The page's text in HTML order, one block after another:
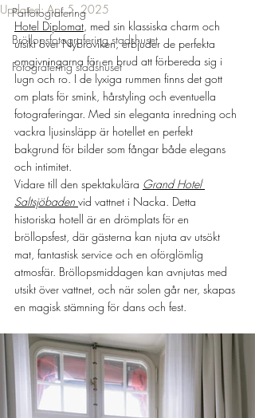
Parfotografering
Bröllopsfotografering stadshuset
Fotografering stadshuset
Updated:Apr 5, 2025
Hotel Diplomat, med sin klassiska charm och
utsikt över Nybroviken, erbjuder de perfekta
omgivningarna för en brud att förbereda sig i
lugn och ro. I de lyxiga rummen finns det gott
om plats för smink, hårstyling och eventuella
fotograferingar. Med sin eleganta inredning och
vackra ljusinsläpp är hotellet en perfekt
bakgrund för bilder som fångar både elegans
och intimitet.
Vidare till den spektakulära Grand Hotel
Saltsjöbaden vid vattnet i Nacka. Detta
historiska hotell är en drömplats för en
bröllopsfest, där gästerna kan njuta av utsökt
mat, fantastisk service och en oförglömlig
atmosfär. Bröllopsmiddagen kan avnjutas med
utsikt över vattnet, och när solen går ner, skapas
en magisk stämning för dans och fest.